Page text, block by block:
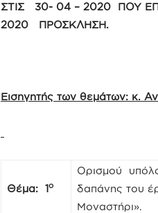
ΣΤΙΣ 30- 04 – 2020 ΠΟΥ
2020 ΠΡΟΣΚΛΗΣΗ.
Εισηγητής των θεμάτων: κ.
Θέμα: 1ο
Ορισμού
δαπάνης του
Μοναστήρι».